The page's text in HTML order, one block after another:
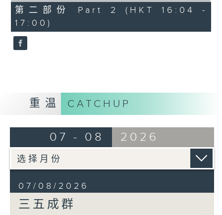
48
minutes,
24
seconds
第二部份 Part 2 (HKT 16:04 -
17:00)
重温 CATCHUP
07 - 08 2026
07/08/2026
三五成群